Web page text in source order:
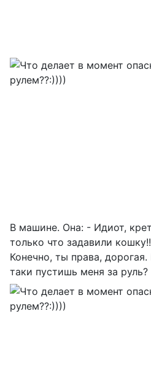
В машине. Она: - Идиот,
только что задавили
Конечно, ты права,
таки пустишь меня за руль?